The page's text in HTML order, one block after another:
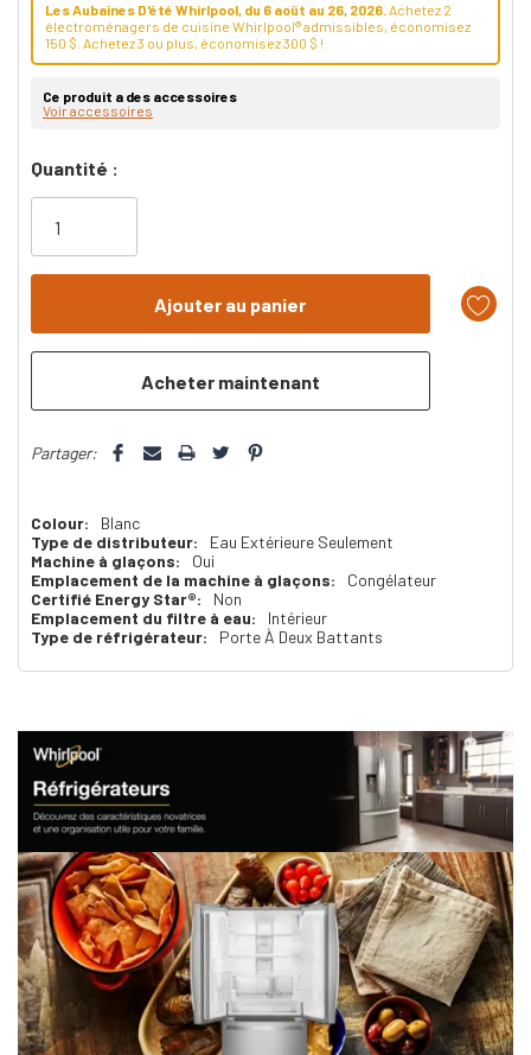
Les Aubaines D'été Whirlpool, du 6 aoüt au 26, 2026.Achetez 2
électroménagers de cuisine Whirlpool® admissibles, économisez
150 $. Achetez 3 ou plus, économisez 300 $ !
Ce produit a des accessoires
Voir accessoires
Dépêchez-
vous!
plus
Quantité :
Partager:
Colour:
Blanc
Type de distributeur:
Eau Extérieure Seulement
Machine à glaçons:
Oui
Emplacement de la machine à glaçons:
Congélateur
Certifié Energy Star®:
Non
Emplacement du filtre à eau:
Intérieur
Type de réfrigérateur:
Porte À Deux Battants